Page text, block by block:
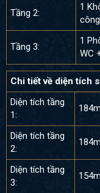
Tầng 2:
1
công
Tầng 3:
1
WC
Chi tiết về diện tích
Diện tích tầng
1:
Diện tích tầng
2:
Diện tích tầng
3: